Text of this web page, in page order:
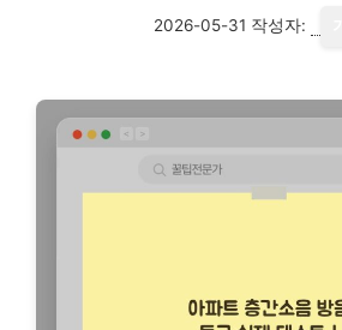
2026-05-31 작성자: